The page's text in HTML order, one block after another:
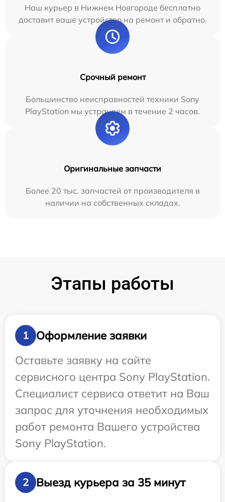
Наш курьер в Нижнем Новгороде бесплатно
доставит ваше устройство на ремонт и обратно.
Срочный ремонт
Большинство неисправностей техники Sony
PlayStation мы устраняем в течение 2 часов.
Оригинальные запчасти
Более 20 тыс. запчастей от производителя в
наличии на собственных складах.
Этапы работы
1
Оформление заявки
Оставьте заявку на сайте
сервисного центра Sony PlayStation.
Специалист сервиса ответит на Ваш
запрос для уточнения необходимых
работ ремонта Вашего устройства
Sony PlayStation.
2
Выезд курьера за 35 минут